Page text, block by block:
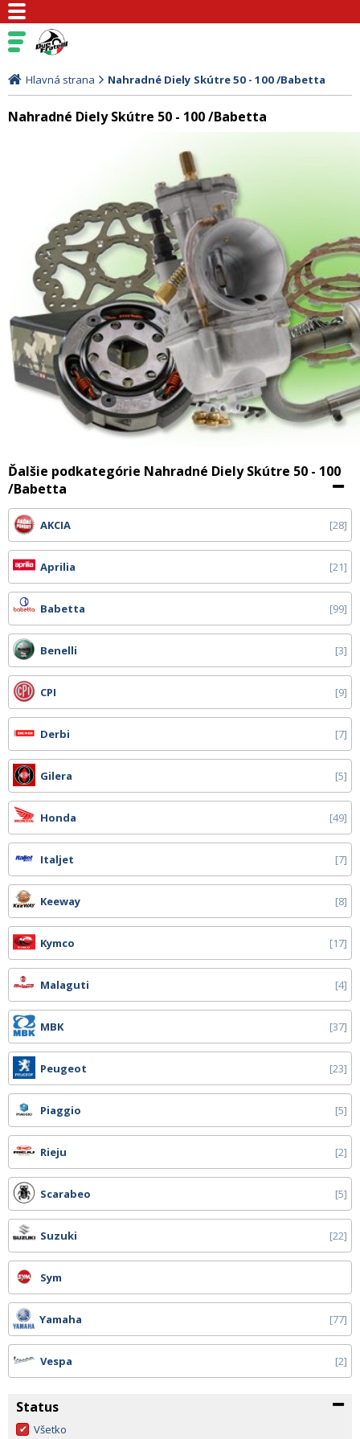
Hlavná strana Nahradné Diely Skútre 50 - 100 /Babetta
Nahradné Diely Skútre 50 - 100 /Babetta
Ďalšie podkategórie Nahradné Diely Skútre 50 - 100
/Babetta
AKCIA 28
Aprilia 21
Babetta 99
Benelli 3
CPI 9
Derbi 7
Gilera 5
Honda 49
Italjet 7
Keeway 8
Kymco 17
Malaguti 4
MBK 37
Peugeot 23
Piaggio 5
Rieju 2
Scarabeo 5
Suzuki 22
Sym
Yamaha 77
Vespa 2
Status
Všetko